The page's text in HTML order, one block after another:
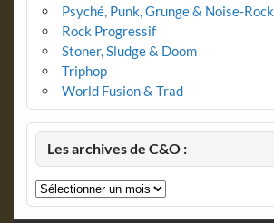
Psyché, Punk, Grunge & Noise-Rock
Rock Progressif
Stoner, Sludge & Doom
Triphop
World Fusion & Trad
Les archives de C&O :
Les
archives